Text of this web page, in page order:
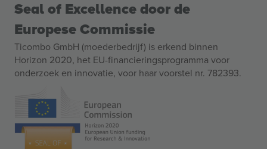
Seal of Excellence door de
Europese Commissie
Ticombo GmbH (moederbedrijf) is erkend binnen
Horizon 2020, het EU-financieringsprogramma voor
onderzoek en innovatie, voor haar voorstel nr. 782393.